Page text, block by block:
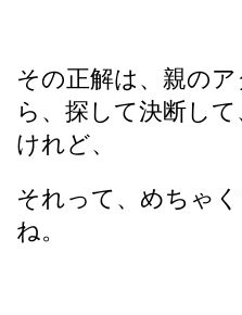
その正解は、親の
ら、探して決断し
けれど、
それって、めちゃ
ね。